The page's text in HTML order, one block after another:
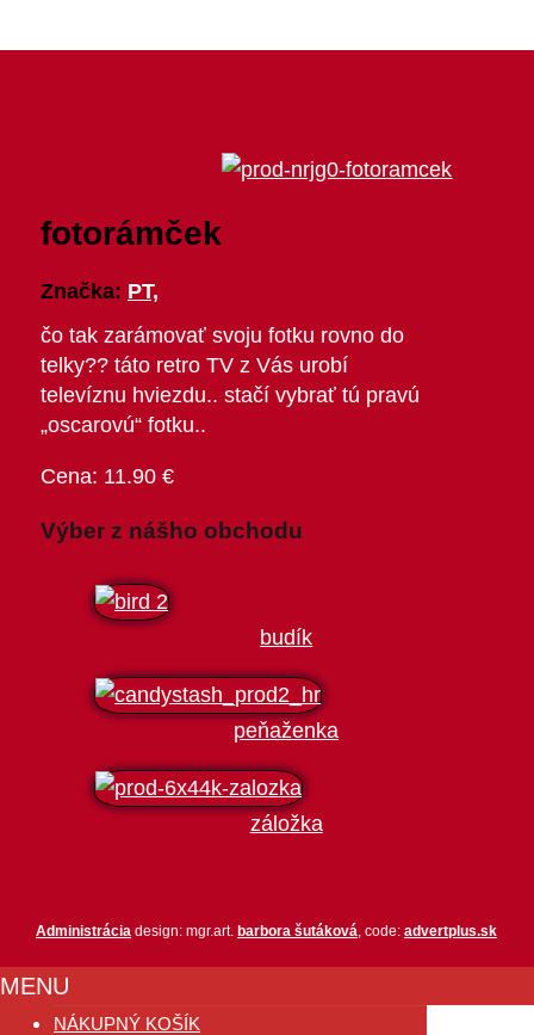
fotorámček
Značka: PT,
čo tak zarámovať svoju fotku rovno do
telky?? táto retro TV z Vás urobí
televíznu hviezdu.. stačí vybrať tú pravú
„oscarovú“ fotku..
11.90€
Výber z nášho obchodu
budík
peňaženka
záložka
Administrácia design: mgr.art. barbora šutáková , code: advertplus.sk
MENU
NÁKUPNÝ KOŠÍK